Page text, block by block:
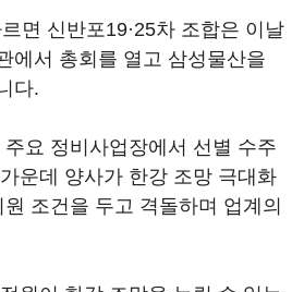
면 신반포19·25차 조합은 이날
에서 총회를 열고 삼성물산을
다.
요 정비사업장에서 선별 수주
운데 양사가 한강 조망 극대화
조건을 두고 격돌하며 업계의